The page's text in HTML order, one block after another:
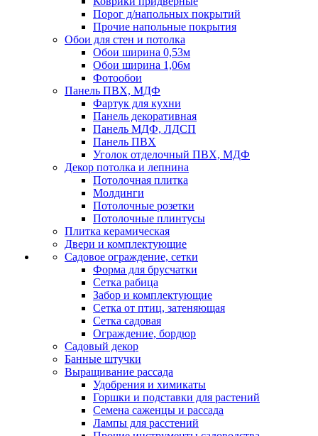
Порог д/напольных покрытий
Прочие напольные покрытия
Обои для стен и потолка
Обои ширина 0,53м
Обои ширина 1,06м
Фотообои
Панель ПВХ, МДФ
Фартук для кухни
Панель декоративная
Панель МДФ, ЛДСП
Панель ПВХ
Уголок отделочный ПВХ, МДФ
Декор потолка и лепнина
Потолочная плитка
Молдинги
Потолочные розетки
Потолочные плинтусы
Плитка керамическая
Двери и комплектующие
Садовое ограждение, сетки
Форма для брусчатки
Сетка рабица
Забор и комплектующие
Сетка от птиц, затеняющая
Сетка садовая
Ограждение, бордюр
Садовый декор
Банные штучки
Выращивание рассада
Удобрения и химикаты
Горшки и подставки для растений
Семена саженцы и рассада
Лампы для расстений